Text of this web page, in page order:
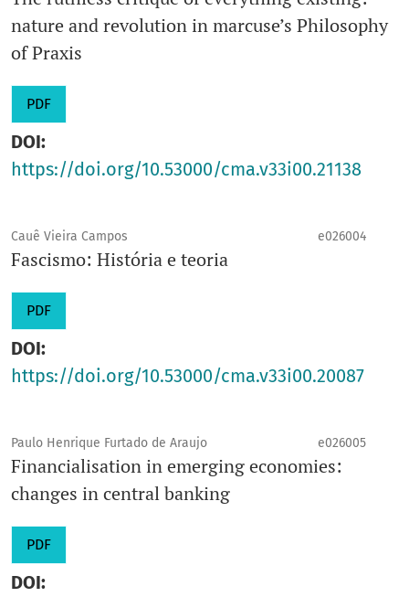
nature and revolution in marcuse’s Philosophy
of Praxis
PDF
DOI:
https://doi.org/10.53000/cma.v33i00.21138
Cauê Vieira Campos e026004
Fascismo: História e teoria
PDF
DOI:
https://doi.org/10.53000/cma.v33i00.20087
Paulo Henrique Furtado de Araujo e026005
Financialisation in emerging economies:
changes in central banking
PDF
DOI: